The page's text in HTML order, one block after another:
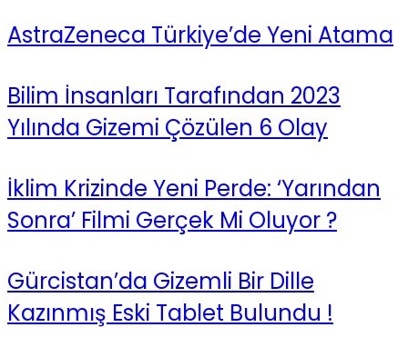
AstraZeneca Türkiye’de Yeni Atama
Bilim İnsanları Tarafından 2023
Yılında Gizemi Çözülen 6 Olay
İklim Krizinde Yeni Perde: ‘Yarından
Sonra’ Filmi Gerçek Mi Oluyor ?
Gürcistan’da Gizemli Bir Dille
Kazınmış Eski Tablet Bulundu !